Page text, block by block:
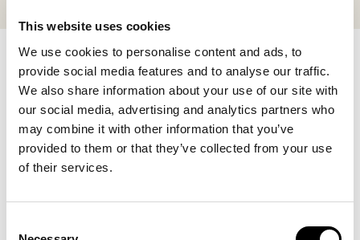
This website uses cookies
We use cookies to personalise content and ads, to
provide social media features and to analyse our traffic.
We also share information about your use of our site with
our social media, advertising and analytics partners who
may combine it with other information that you’ve
provided to them or that they’ve collected from your use
of their services.
Fünf schöne Geschenkideen zum
Muttertag
Suchen Sie Inspiration? Hier sind einige der besten
Geschenkideen zum Muttertag:
•JessicaSchaffell-Hausschuhe – ein zeitloser Klassiker
und sommerlich
Sandalen – ergonomischer Komfort für